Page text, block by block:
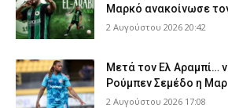
Μαρκό ανακοίνωσε
2 Αυγούστου 2026 20:42
Μετά τον Ελ Αραμπί…
Ρούμπεν Σεμέδο η
2 Αυγούστου 2026 17:08